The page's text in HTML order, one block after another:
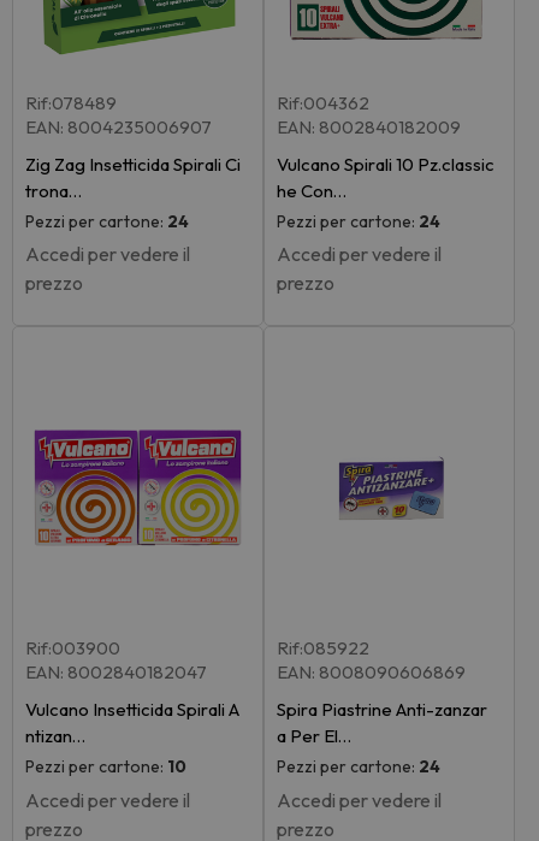
Rif:078489
EAN: 8004235006907
Zig Zag Insetticida Spirali Ci
trona…
Pezzi per cartone: 24
Accedi per vedere il
prezzo
Rif:004362
EAN: 8002840182009
Vulcano Spirali 10 Pz.classic
he Con…
Pezzi per cartone: 24
Accedi per vedere il
prezzo
Rif:003900
EAN: 8002840182047
Vulcano Insetticida Spirali A
ntizan…
Pezzi per cartone: 10
Accedi per vedere il
prezzo
Rif:085922
EAN: 8008090606869
Spira Piastrine Anti-zanzar
a Per El…
Pezzi per cartone: 24
Accedi per vedere il
prezzo